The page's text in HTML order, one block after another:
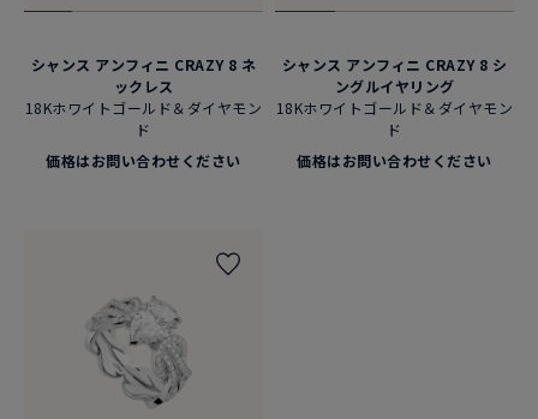
シャンス アンフィニ CRAZY 8 ネ
ックレス
18Kホワイトゴールド＆ダイヤモン
ド
価格はお問い合わせください
シャンス アンフィニ CRAZY 8 シ
ングルイヤリング
18Kホワイトゴールド＆ダイヤモン
ド
価格はお問い合わせください